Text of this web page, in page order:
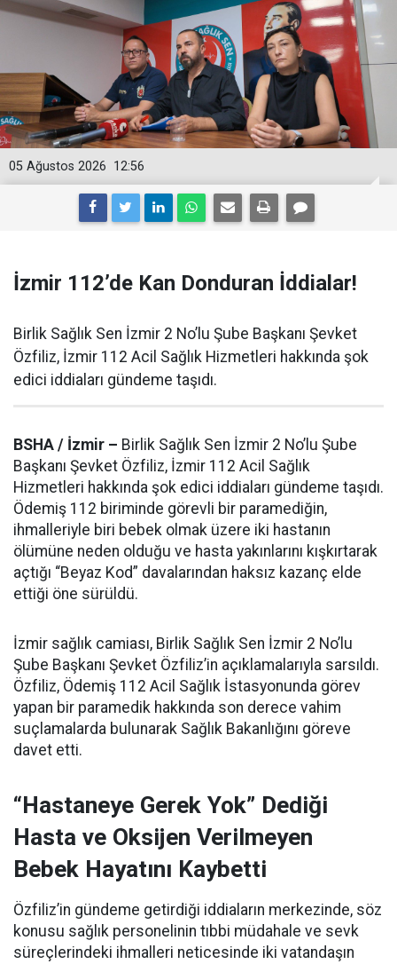
12:56
05 Ağustos 2026
İzmir 112’de Kan Donduran İddialar!
Birlik Sağlık Sen İzmir 2 No’lu Şube Başkanı Şevket
Özfiliz, İzmir 112 Acil Sağlık Hizmetleri hakkında şok
edici iddiaları gündeme taşıdı.
BSHA / İzmir – Birlik Sağlık Sen İzmir 2 No’lu Şube
Başkanı Şevket Özfiliz, İzmir 112 Acil Sağlık
Hizmetleri hakkında şok edici iddiaları gündeme taşıdı.
Ödemiş 112 biriminde görevli bir paramediğin,
ihmalleriyle biri bebek olmak üzere iki hastanın
ölümüne neden olduğu ve hasta yakınlarını kışkırtarak
açtığı “Beyaz Kod” davalarından haksız kazanç elde
ettiği öne sürüldü.
İzmir sağlık camiası, Birlik Sağlık Sen İzmir 2 No’lu
Şube Başkanı Şevket Özfiliz’in açıklamalarıyla sarsıldı.
Özfiliz, Ödemiş 112 Acil Sağlık İstasyonunda görev
yapan bir paramedik hakkında son derece vahim
suçlamalarda bulunarak Sağlık Bakanlığını göreve
davet etti.
“Hastaneye Gerek Yok” Dediği
Hasta ve Oksijen Verilmeyen
Bebek Hayatını Kaybetti
Özfiliz’in gündeme getirdiği iddiaların merkezinde, söz
konusu sağlık personelinin tıbbi müdahale ve sevk
süreçlerindeki ihmalleri neticesinde iki vatandaşın